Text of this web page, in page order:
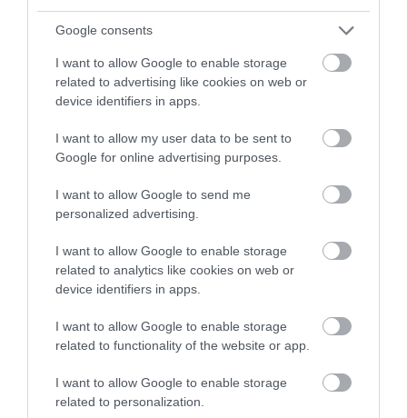
Google consents
I want to allow Google to enable storage
related to advertising like cookies on web or
device identifiers in apps.
I want to allow my user data to be sent to
Google for online advertising purposes.
I want to allow Google to send me
personalized advertising.
I want to allow Google to enable storage
related to analytics like cookies on web or
device identifiers in apps.
I want to allow Google to enable storage
related to functionality of the website or app.
I want to allow Google to enable storage
related to personalization.